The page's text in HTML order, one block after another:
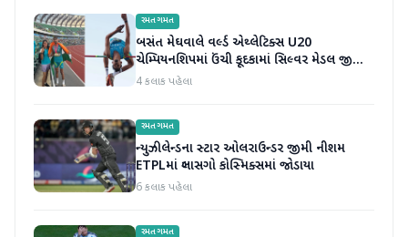
રમતગમત
બસંત મેઘવાલે વર્લ્ડ એથ્લેટિક્સ U20
ચેમ્પિયનશિપમાં ઉંચી કૂદકામાં સિલ્વર મેડલ જીતીને
ઇતિહાસ રચ્યો
4 કલાક પહેલા
રમતગમત
ન્યુઝીલેન્ડના સ્ટાર ઓલરાઉન્ડર જીમી નીશમ
ETPLમાં ગ્લાસગો કોસ્મિક્સમાં જોડાયા
6 કલાક પહેલા
રમતગમત